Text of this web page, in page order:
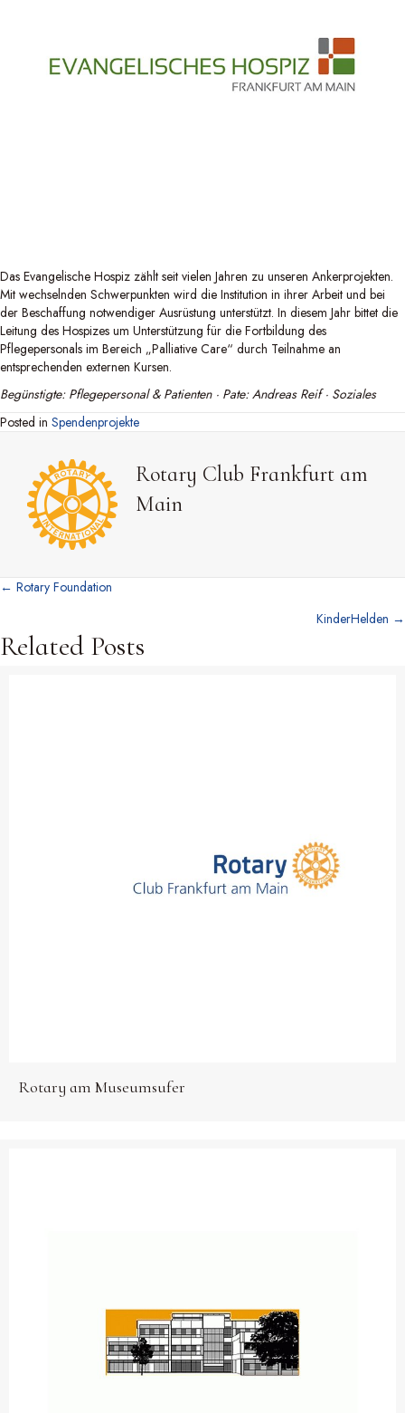
Das Evangelische Hospiz zählt seit vielen Jahren zu unseren Ankerprojekten.
Mit wechselnden Schwerpunkten wird die Institution in ihrer Arbeit und bei
der Beschaffung notwendiger Ausrüstung unterstützt. In diesem Jahr bittet die
Leitung des Hospizes um Unterstützung für die Fortbildung des
Pflegepersonals im Bereich „Palliative Care“ durch Teilnahme an
entsprechenden externen Kursen.
Begünstigte: Pflegepersonal & Patienten · Pate: Andreas Reif · Soziales
Posted in Spendenprojekte
Rotary Club Frankfurt am
Main
Posts
navigation
← Rotary Foundation
KinderHelden →
Related Posts
Rotary am Museumsufer